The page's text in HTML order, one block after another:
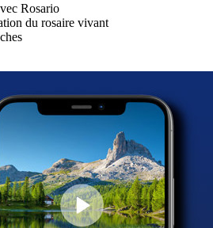
Rosario
du rosaire vivant